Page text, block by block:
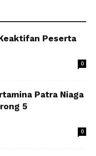
Peserta
0
Patra Niaga
5
0